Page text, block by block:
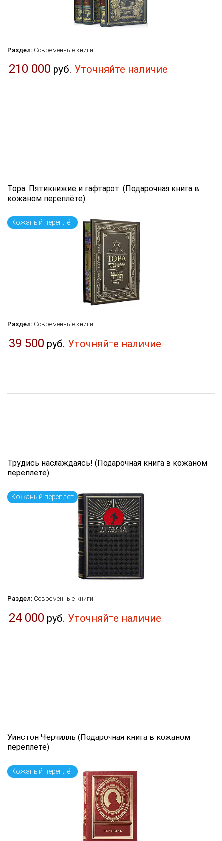
Раздел: Современные книги
210 000 руб. Уточняйте наличие
Тора. Пятикнижие и гафтарот. (Подарочная книга в
кожаном переплёте)
Кожаный переплёт
Раздел: Современные книги
39 500 руб. Уточняйте наличие
Трудись наслаждаясь! (Подарочная книга в кожаном
переплёте)
Кожаный переплёт
Раздел: Современные книги
24 000 руб. Уточняйте наличие
Уинстон Черчилль (Подарочная книга в кожаном
переплёте)
Кожаный переплёт